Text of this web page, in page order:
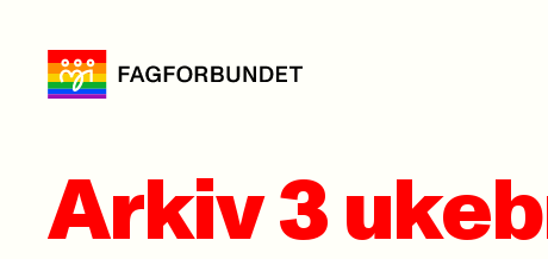
Arkiv 3